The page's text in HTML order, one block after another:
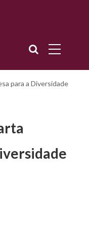
para a Diversidade